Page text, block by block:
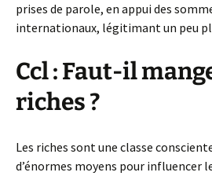
prises de parole, en appui des
internationaux, légitimant un peu
Ccl : Faut-il
riches ?
Les riches sont une classe
d’énormes moyens pour influencer